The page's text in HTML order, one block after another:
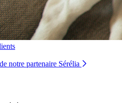
notre partenaire Sérélia